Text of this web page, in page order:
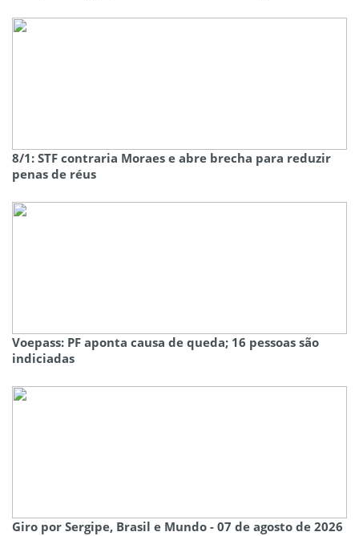
8/1: STF contraria Moraes e abre brecha para reduzir
penas de réus
Voepass: PF aponta causa de queda; 16 pessoas são
indiciadas
Giro por Sergipe, Brasil e Mundo - 07 de agosto de 2026